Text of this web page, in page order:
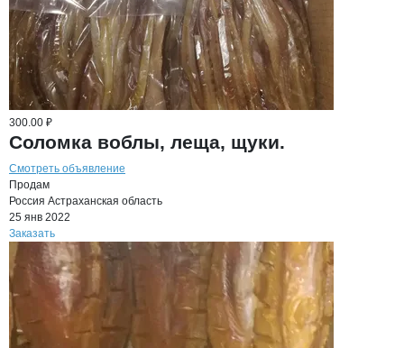
300.00 ₽
Соломка воблы, леща, щуки.
Смотреть объявление
Продам
Россия Астраханская область
25 янв 2022
Заказать